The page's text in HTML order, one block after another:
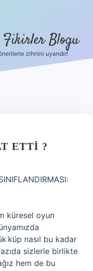
Fikirler Blogu
zihnini uyandır!
ETTI ?
küresel oyun
küp nasıl bu kadar
sizlerle birlikte
hem de bu